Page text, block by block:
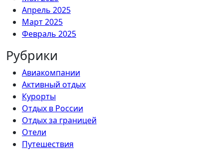
Апрель 2025
Март 2025
Февраль 2025
Рубрики
Авиакомпании
Активный отдых
Курорты
Отдых в России
Отдых за границей
Отели
Путешествия